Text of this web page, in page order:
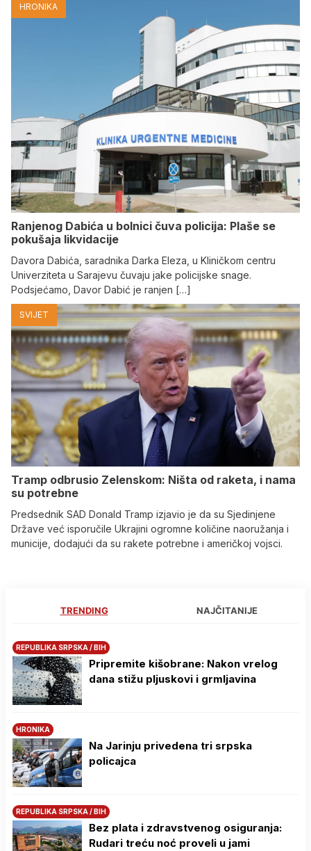
HRONIKA
Ranjenog Dabića u bolnici čuva policija: Plaše se
pokušaja likvidacije
Davora Dabića, saradnika Darka Eleza, u Kliničkom centru
Univerziteta u Sarajevu čuvaju jake policijske snage.
Podsjećamo, Davor Dabić je ranjen […]
SVIJET
Tramp odbrusio Zelenskom: Ništa od raketa, i nama
su potrebne
Predsednik SAD Donald Tramp izjavio je da su Sjedinjene
Države već isporučile Ukrajini ogromne količine naoružanja i
municije, dodajući da su rakete potrebne i američkoj vojsci.
TRENDING NAJČITANIJE
REPUBLIKA SRPSKA / BIH
Pripremite kišobrane: Nakon vrelog
dana stižu pljuskovi i grmljavina
HRONIKA
Na Јarinju privedena tri srpska
policajca
REPUBLIKA SRPSKA / BIH
Bez plata i zdravstvenog osiguranja:
Rudari treću noć proveli u jami